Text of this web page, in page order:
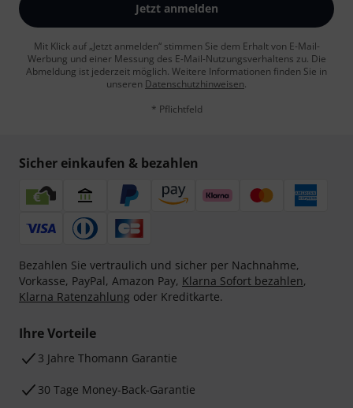
Jetzt anmelden
Mit Klick auf „Jetzt anmelden“ stimmen Sie dem Erhalt von E-Mail-
Werbung und einer Messung des E-Mail-Nutzungsverhaltens zu. Die
Abmeldung ist jederzeit möglich. Weitere Informationen finden Sie in
unseren Datenschutzhinweisen.
* Pflichtfeld
Sicher einkaufen & bezahlen
Bezahlen Sie vertraulich und sicher per Nachnahme,
Vorkasse, PayPal, Amazon Pay, Klarna Sofort bezahlen,
Klarna Ratenzahlung oder Kreditkarte.
Ihre Vorteile
3 Jahre Thomann Garantie
30 Tage Money-Back-Garantie